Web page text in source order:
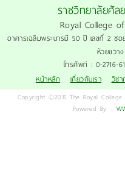
ราชวิทยาลัยศัล
Royal College
อาคารเฉลิมพระบารมี 50 ปี เลขที่ 2 ซ
ห้วยขวา
โทรศัพท์ : 0-2716-
หน้าหลัก
เกี่ยวกับเรา วิชา
Copyright ©2015 The Royal
Powered By ::